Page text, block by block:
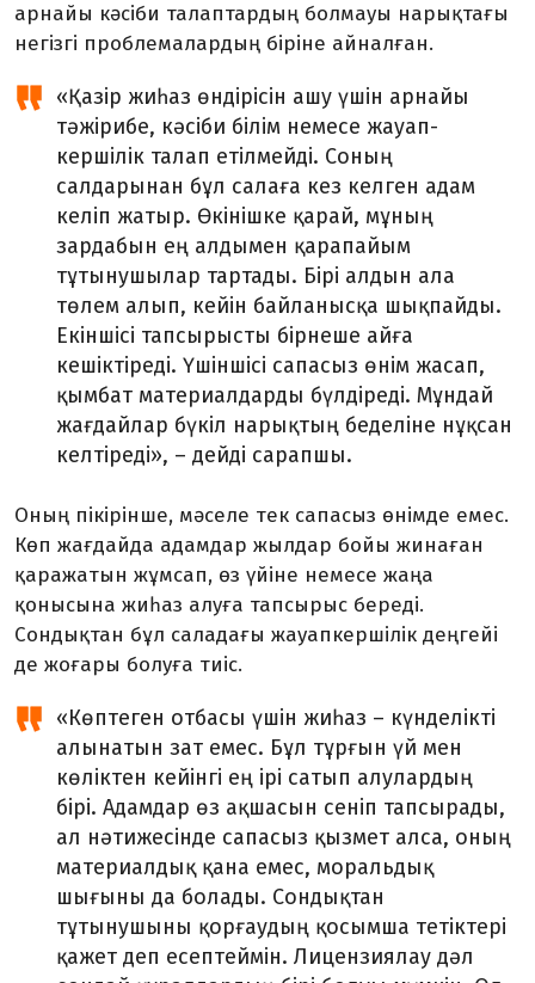
арнайы кәсіби талаптардың болмауы нарықтағы
негізгі проблемалардың біріне айналған.
«Қазір жиһаз өндірісін ашу үшін арнайы
тәжірибе, кәсіби білім немесе жауап­
кершілік талап етілмейді. Соның
салдарынан бұл салаға кез келген адам
келіп жатыр. Өкінішке қарай, мұның
зардабын ең алдымен қарапайым
тұтынушылар тартады. Бірі алдын ала
төлем алып, кейін байланысқа шықпайды.
Екіншісі тапсырысты бірнеше айға
кешіктіреді. Үшіншісі сапасыз өнім жасап,
қымбат материалдарды бүлдіреді. Мұндай
жағдайлар бүкіл нарықтың беделіне нұқсан
келтіреді», – дейді сарапшы.
Оның пікірінше, мәселе тек сапасыз өнімде емес.
Көп жағдайда адамдар жылдар бойы жинаған
қаражатын жұмсап, өз үйіне немесе жаңа
қонысына жиһаз алуға тапсырыс береді.
Сондықтан бұл саладағы жауапкершілік деңгейі
де жоғары болуға тиіс.
«Көптеген отбасы үшін жиһаз – күнделікті
алынатын зат емес. Бұл тұрғын үй мен
көліктен кейінгі ең ірі сатып алулардың
бірі. Адамдар өз ақшасын сеніп тапсырады,
ал нәтижесінде сапасыз қызмет алса, оның
материалдық қана емес, моральдық
шығыны да болады. Сондықтан
тұтынушыны қорғаудың қосымша тетіктері
қажет деп есептеймін. Лицен­зиялау дәл